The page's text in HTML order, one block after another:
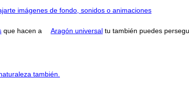
imágenes de fondo, sonidos o animaciones
que hacen a Aragón universal tu también puedes
también.